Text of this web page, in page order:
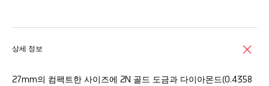
상세 정보
27mm의 컴팩트한 사이즈에 2N 골드 도금과 다이아몬드(0.4358